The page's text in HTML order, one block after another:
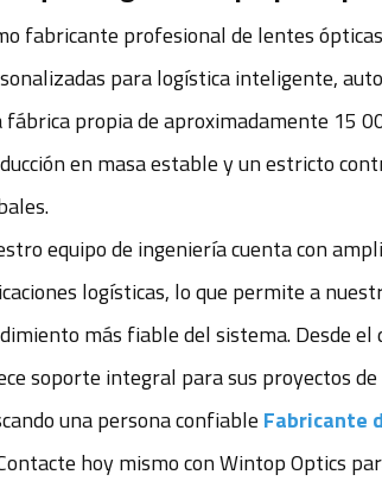
fabricante profesional de lentes
para logística inteligente,
fábrica propia de aproximadamente 15
en masa estable y un estricto
equipo de ingeniería cuenta con
logísticas, lo que permite a
más fiable del sistema. Desde
soporte integral para sus proyectos
una persona confiable Fabricante
hoy mismo con Wintop Optics